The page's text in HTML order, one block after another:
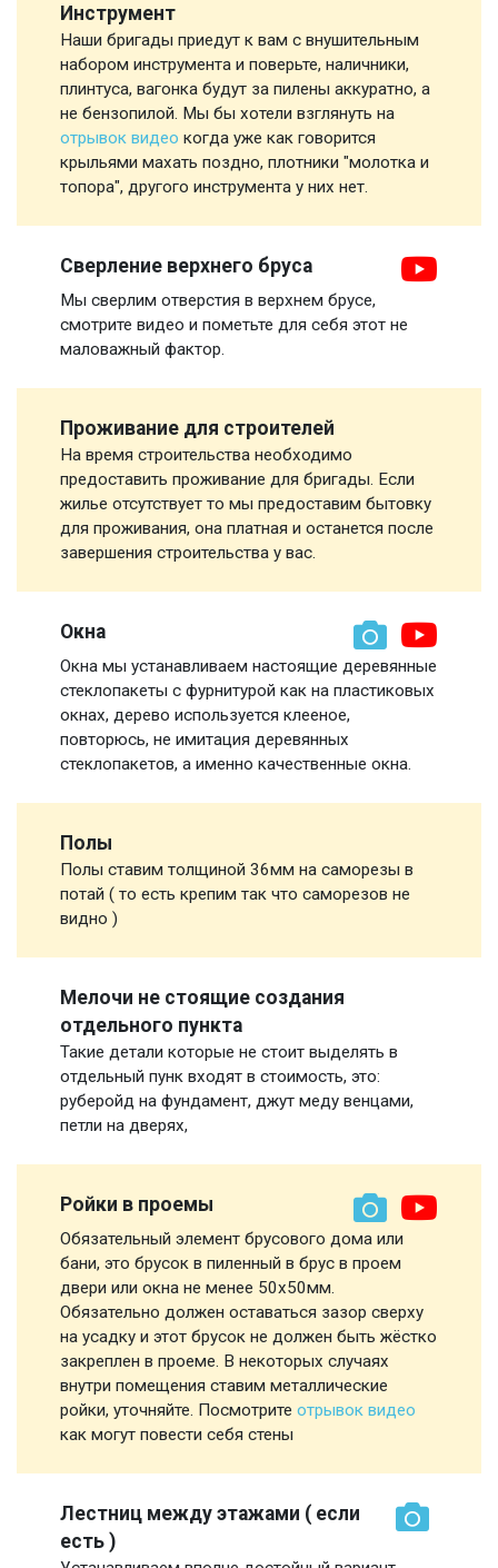
Инструмент
Наши бригады приедут к вам с внушительным
набором инструмента и поверьте, наличники,
плинтуса, вагонка будут за пилены аккуратно, а
не бензопилой. Мы бы хотели взглянуть на
отрывок видео когда уже как говорится
крыльями махать поздно, плотники "молотка и
топора", другого инструмента у них нет.
Сверление верхнего бруса
Мы сверлим отверстия в верхнем брусе,
смотрите видео и пометьте для себя этот не
маловажный фактор.
Проживание для строителей
На время строительства необходимо
предоставить проживание для бригады. Если
жилье отсутствует то мы предоставим бытовку
для проживания, она платная и останется после
завершения строительства у вас.
Окна
Окна мы устанавливаем настоящие деревянные
стеклопакеты с фурнитурой как на пластиковых
окнах, дерево используется клееное,
повторюсь, не имитация деревянных
стеклопакетов, а именно качественные окна.
Полы
Полы ставим толщиной 36мм на саморезы в
потай ( то есть крепим так что саморезов не
видно )
Мелочи не стоящие создания
отдельного пункта
Такие детали которые не стоит выделять в
отдельный пунк входят в стоимость, это:
руберойд на фундамент, джут меду венцами,
петли на дверях,
Ройки в проемы
Обязательный элемент брусового дома или
бани, это брусок в пиленный в брус в проем
двери или окна не менее 50х50мм.
Обязательно должен оставаться зазор сверху
на усадку и этот брусок не должен быть жёстко
закреплен в проеме. В некоторых случаях
внутри помещения ставим металлические
ройки, уточняйте. Посмотрите отрывок видео
как могут повести себя стены
Лестниц между этажами ( если
есть )